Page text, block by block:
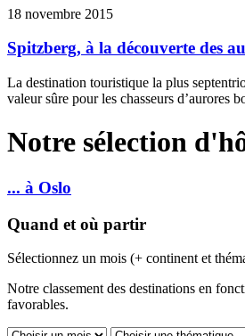
18 novembre 2015
Spitzberg, à la découverte des
La destination touristique la plus
valeur sûre pour les chasseurs d’aurores
Notre sélection
... à Oslo
Quand et où partir
Sélectionnez un mois (+ continent et
Notre classement des destinations en
favorables.